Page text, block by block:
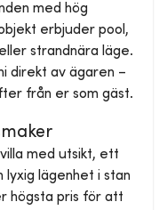
med hög
erbjuder pool,
strandnära läge.
direkt av ägaren –
från er som gäst.
med utsikt, ett
lyxig lägenhet i stan
högsta pris för att